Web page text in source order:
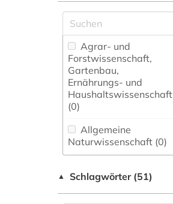
Agrar- und
Forstwissenschaft,
Gartenbau,
Ernährungs- und
Haushaltswissenschaft
(0)
Allgemeine
Naturwissenschaft (0)
fachübergreifende
▲ Schlagwörter (51)